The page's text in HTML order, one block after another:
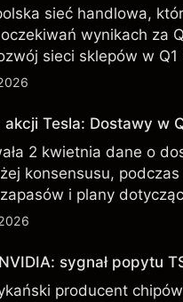
sieć handlowa,
wynikach za
sieci sklepów w
wiarygodnym
Tesla: Dostawy w
2 kwietnia dane o
konsensusu,
i plany
osiągnięte w
sygnał popytu
producent